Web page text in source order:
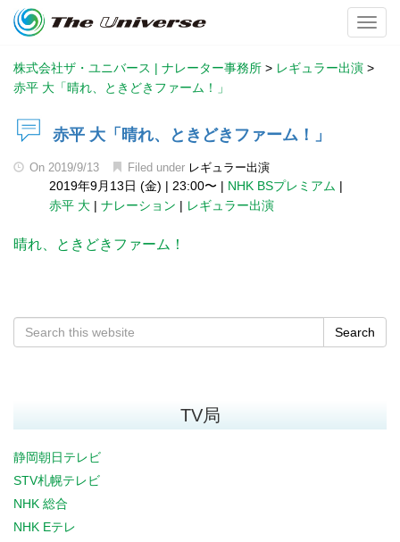
株式会社ザ・ユニバース | ナレーター事務所 > レギュラー出演 >
赤平 大「晴れ、ときどきファーム！」
赤平 大「晴れ、ときどきファーム！」
On 2019/9/13 Filed under レギュラー出演
2019年9月13日 (金) | 23:00〜 | NHK BSプレミアム |
赤平 大 | ナレーション | レギュラー出演
晴れ、ときどきファーム！
Search
TV局
静岡朝日テレビ
STV札幌テレビ
NHK 総合
NHK Eテレ